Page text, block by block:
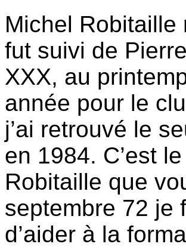
Michel Robitaille
fut suivi de
XXX, au
année pour le
j’ai retrouvé le
en 1984. C’est
Robitaille que
septembre 72 je
d’aider à la